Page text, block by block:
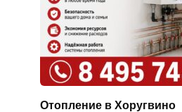
Отопление в Хоругвино